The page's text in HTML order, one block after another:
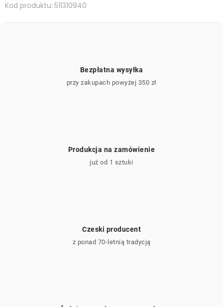
Kod produktu: 511310940
Bezpłatna wysyłka
przy zakupach powyżej 350 zł
Produkcja na zamówienie
już od 1 sztuki
Czeski producent
z ponad 70-letnią tradycją